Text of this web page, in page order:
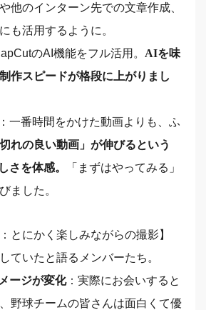
他のインターン先での文章作成、
も活用するように。
のAI機能をフル活用。 AIを味
作スピードが格段に上がりまし
一番時間をかけた動画よりも、ふ
切れの良い動画」が伸びるという
さを体感。
「まずはやってみる」
ました。
とにかく楽しみながらの撮影】
ていたと語るメンバーたち。
ージが変化：実際にお会いすると
野球チームの皆さんは面白くて優